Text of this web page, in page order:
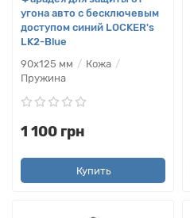
угона авто с бесключевым
доступом синий LOCKER's
LK2-Blue
90х125 мм
Кожа
Пружина
1 100 грн
Купить